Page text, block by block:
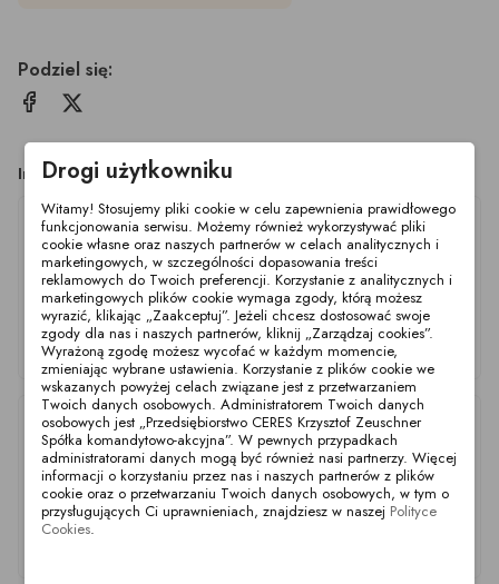
Podziel się:
Inne produkty z tej kategorii
M&S 1,5'' M/M (04)
304P AS+TOP
M&S 1'' M/M (04)
304P A/S+TOP
M&S 2" M/M (04)
304P A/S+TOP
Drogi użytkowniku
Witamy! Stosujemy pliki cookie w celu zapewnienia prawidłowego
funkcjonowania serwisu. Możemy również wykorzystywać pliki
cookie własne oraz naszych partnerów w celach analitycznych i
marketingowych, w szczególności dopasowania treści
reklamowych do Twoich preferencji. Korzystanie z analitycznych i
marketingowych plików cookie wymaga zgody, którą możesz
wyrazić, klikając „Zaakceptuj”. Jeżeli chcesz dostosować swoje
zgody dla nas i naszych partnerów, kliknij „Zarządzaj cookies”.
Wyrażoną zgodę możesz wycofać w każdym momencie,
zmieniając wybrane ustawienia. Korzystanie z plików cookie we
wskazanych powyżej celach związane jest z przetwarzaniem
Twoich danych osobowych. Administratorem Twoich danych
osobowych jest „Przedsiębiorstwo CERES Krzysztof Zeuschner
Spółka komandytowo-akcyjna”. W pewnych przypadkach
administratorami danych mogą być również nasi partnerzy. Więcej
informacji o korzystaniu przez nas i naszych partnerów z plików
cookie oraz o przetwarzaniu Twoich danych osobowych, w tym o
przysługujących Ci uprawnieniach, znajdziesz w naszej Polityce
Cookies.